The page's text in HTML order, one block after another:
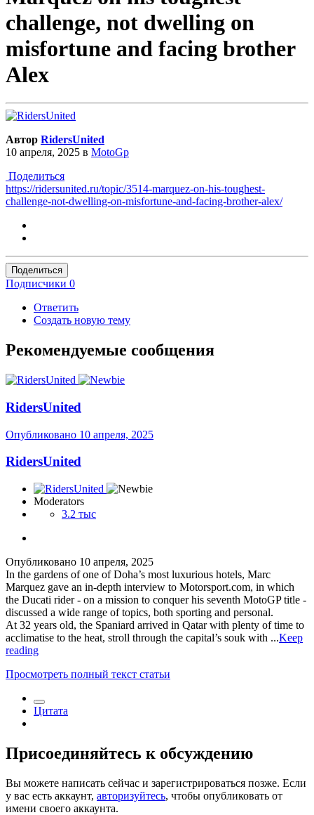
challenge, not dwelling on
misfortune and facing brother
Alex
Автор RidersUnited
10 апреля, 2025 в MotoGp
Поделиться
https://ridersunited.ru/topic/3514-marquez-on-his-toughest-
challenge-not-dwelling-on-misfortune-and-facing-brother-alex/
Поделиться
Подписчики 0
Ответить
Создать новую тему
Рекомендуемые сообщения
RidersUnited
Опубликовано 10 апреля, 2025
RidersUnited
Moderators
3.2 тыс
Опубликовано 10 апреля, 2025
In the gardens of one of Doha’s most luxurious hotels, Marc
Marquez gave an in-depth interview to Motorsport.com, in which
the Ducati rider - on a mission to conquer his seventh MotoGP title -
discussed a wide range of topics, both sporting and personal.
At 32 years old, the Spaniard arrived in Qatar with plenty of time to
acclimatise to the heat, stroll through the capital’s souk with ...Keep
reading
Просмотреть полный текст статьи
Цитата
Присоединяйтесь к обсуждению
Вы можете написать сейчас и зарегистрироваться позже. Если
у вас есть аккаунт, авторизуйтесь, чтобы опубликовать от
имени своего аккаунта.